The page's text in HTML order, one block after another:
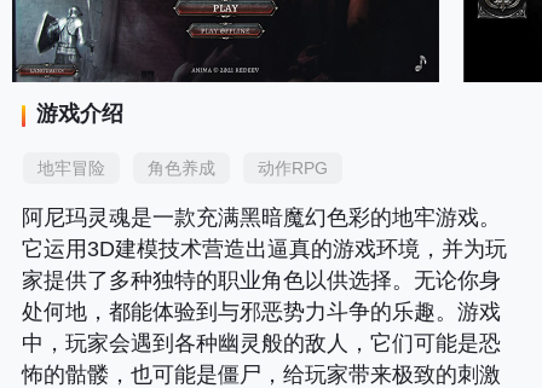
游戏介绍
地牢冒险 角色养成 动作RPG
阿尼玛灵魂是一款充满黑暗魔幻色彩的地牢游戏。
它运用3D建模技术营造出逼真的游戏环境，并为玩
家提供了多种独特的职业角色以供选择。无论你身
处何地，都能体验到与邪恶势力斗争的乐趣。游戏
中，玩家会遇到各种幽灵般的敌人，它们可能是恐
怖的骷髅，也可能是僵尸，给玩家带来极致的刺激